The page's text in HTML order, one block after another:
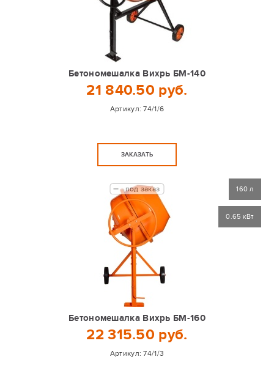
Бетономешалка Вихрь БМ-140
21 840.50 руб.
Артикул:74/1/6
ЗАКАЗАТЬ
Бетономешалка Вихрь БМ-160
22 315.50 руб.
Артикул:74/1/3
под заказ 160 л
0.65 кВт